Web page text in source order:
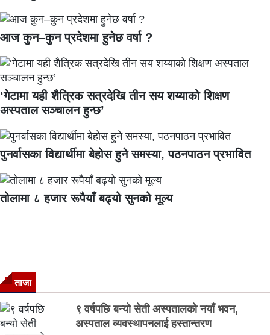
आज कुन–कुन प्रदेशमा हुनेछ वर्षा ?
‘गेटामा यही शैत्रिक सत्रदेखि तीन सय शय्याको शिक्षण
अस्पताल सञ्चालन हुन्छ’
पुनर्वासका विद्यार्थीमा बेहोस हुने समस्या, पठनपाठन प्रभावित
तोलामा ८ हजार रूपैयाँ बढ्यो सुनको मूल्य
ताजा
९ वर्षपछि बन्यो सेती अस्पतालको नयाँ भवन,
अस्पताल व्यवस्थापनलाई हस्तान्तरण